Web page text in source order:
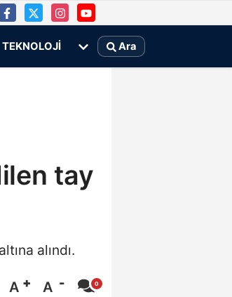
TEKNOLOJI Ara
tay
alındı.
A A